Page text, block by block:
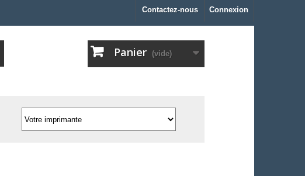
Connexion
Contactez-nous
Panier (vide)